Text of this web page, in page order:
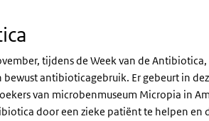
tijdens de Week van de
antibioticagebruik. Er gebeurt in
van microbenmuseum Micropia in
door een zieke patiënt te helpen en